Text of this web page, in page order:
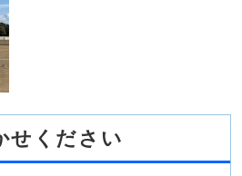
せください